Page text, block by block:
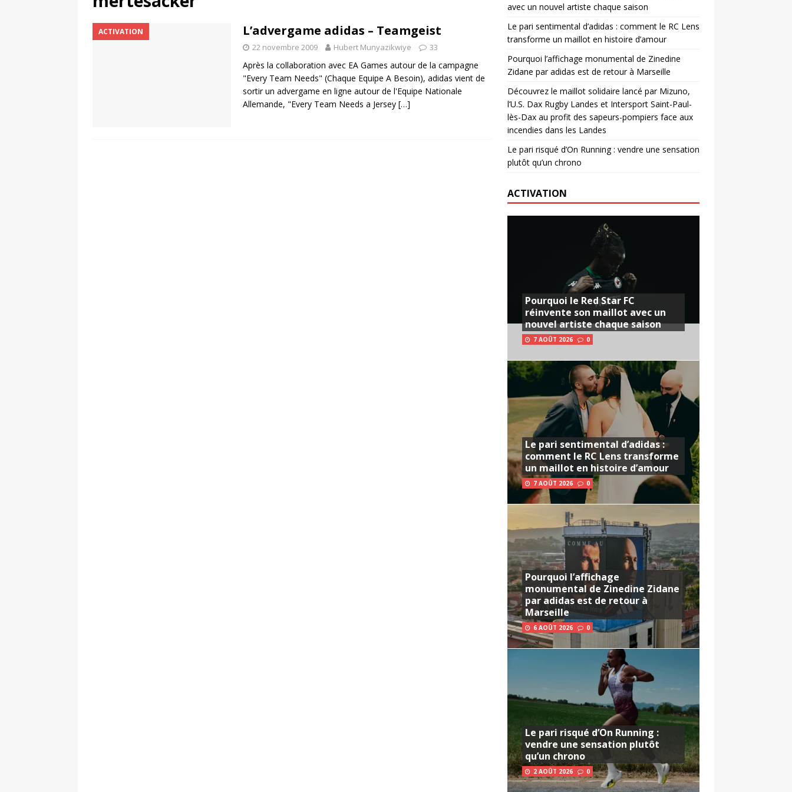
Saint-Paul-lès-Dax au profit des sapeurs-pompiers face aux incendies dans les Landes
RUGBY
Le pari risqué d’On Running : vendre une sensation plutôt qu’un chrono
Pourquoi le Red Star FC réinvente son maillot avec un nouvel artiste chaque saison
ACTIVATION L’advergame adidas – Teamgeist
22 novembre 2009 Hubert Munyazikwiye 33
Après la collaboration avec EA Games autour de la campagne
"Every Team Needs" (Chaque Equipe A Besoin), adidas vient de
sortir un advergame en ligne autour de l'Equipe Nationale
Allemande, "Every Team Needs a Jersey […]
avec un nouvel artiste chaque saison
Le pari sentimental d’adidas : comment le RC Lens
transforme un maillot en histoire d’amour
Pourquoi l’affichage monumental de Zinedine
Zidane par adidas est de retour à Marseille
Découvrez le maillot solidaire lancé par Mizuno,
l’U.S. Dax Rugby Landes et Intersport Saint-Paul-
lès-Dax au profit des sapeurs-pompiers face aux
incendies dans les Landes
Le pari risqué d’On Running : vendre une sensation
plutôt qu’un chrono
ACTIVATION
Pourquoi le Red Star FC
réinvente son maillot avec un
nouvel artiste chaque saison
7 AOÛT 2026 0
Le pari sentimental d’adidas :
comment le RC Lens transforme
un maillot en histoire d’amour
7 AOÛT 2026 0
Pourquoi l’affichage
monumental de Zinedine Zidane
par adidas est de retour à
Marseille
6 AOÛT 2026 0
Le pari risqué d’On Running :
vendre une sensation plutôt
qu’un chrono
2 AOÛT 2026 0